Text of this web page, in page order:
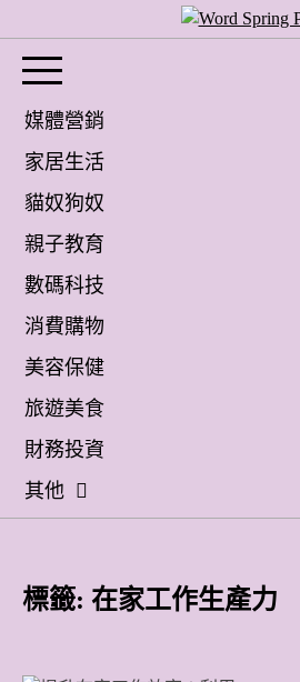
to
content
Word Spring Pro
媒體營銷
家居生活
貓奴狗奴
親子教育
數碼科技
消費購物
美容保健
旅遊美食
財務投資
其他
標籤: 在家工作生產力